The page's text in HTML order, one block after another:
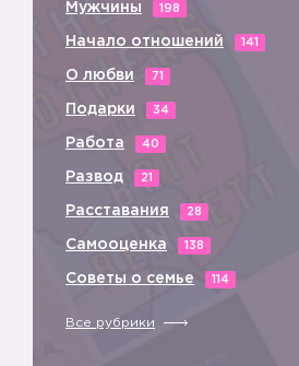
Мужчины 198
Начало отношений 141
О любви 71
Подарки 34
Работа 40
Развод 21
Расставания 28
Самооценка 138
Советы о семье 114
Все рубрики